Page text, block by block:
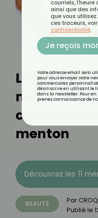
Les
maquillage
camoufler
menton
Découvrez les 11
BEAUTÉ Par
Publié le
courriels,
ainsi que des
que vous
ces traceurs,
confidentialité.
Je reçois
Votre adresse email sera
pour vous envoyer votre
commerciales
désinscrire en utilisant le
dans la newsletter. Pour en
prenez connaissance de